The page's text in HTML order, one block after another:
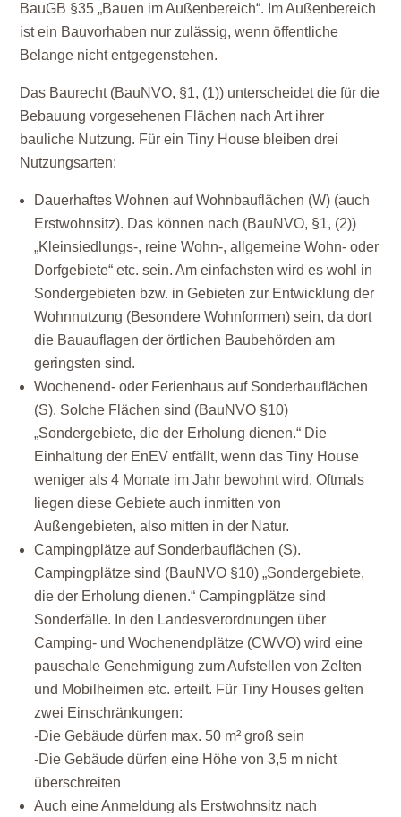
BauGB §35 „Bauen im Außenbereich“. Im Außenbereich
ist ein Bauvorhaben nur zulässig, wenn öffentliche
Belange nicht entgegenstehen.
Das Baurecht (BauNVO, §1, (1)) unterscheidet die für die
Bebauung vorgesehenen Flächen nach Art ihrer
bauliche Nutzung. Für ein Tiny House bleiben drei
Nutzungsarten:
Dauerhaftes Wohnen auf Wohnbauflächen (W) (auch
Erstwohnsitz). Das können nach (BauNVO, §1, (2))
„Kleinsiedlungs-, reine Wohn-, allgemeine Wohn- oder
Dorfgebiete“ etc. sein. Am einfachsten wird es wohl in
Sondergebieten bzw. in Gebieten zur Entwicklung der
Wohnnutzung (Besondere Wohnformen) sein, da dort
die Bauauflagen der örtlichen Baubehörden am
geringsten sind.
Wochenend- oder Ferienhaus auf Sonderbauflächen
(S). Solche Flächen sind (BauNVO §10)
„Sondergebiete, die der Erholung dienen.“ Die
Einhaltung der EnEV entfällt, wenn das Tiny House
weniger als 4 Monate im Jahr bewohnt wird. Oftmals
liegen diese Gebiete auch inmitten von
Außengebieten, also mitten in der Natur.
Campingplätze auf Sonderbauflächen (S).
Campingplätze sind (BauNVO §10) „Sondergebiete,
die der Erholung dienen.“ Campingplätze sind
Sonderfälle. In den Landesverordnungen über
Camping- und Wochenendplätze (CWVO) wird eine
pauschale Genehmigung zum Aufstellen von Zelten
und Mobilheimen etc. erteilt. Für Tiny Houses gelten
zwei Einschränkungen:
-Die Gebäude dürfen max. 50 m² groß sein
-Die Gebäude dürfen eine Höhe von 3,5 m nicht
überschreiten
Auch eine Anmeldung als Erstwohnsitz nach